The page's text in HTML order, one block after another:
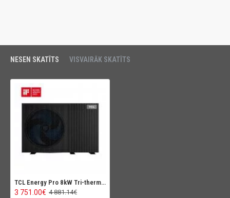
NESEN SKATĪTS VISVAIRĀK SKATĪTS
TCL Energy Pro 8kW Tri-thermal gaiss - ūdens siltumsūknis monoblock (R290)
3 751.00€ 4 881.14€